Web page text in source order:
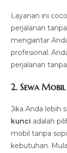
Layanan ini
perjalanan
mengantar
profesional.
perjalanan
2.Sewa Mobil
Jika Anda lebih
kunci adalah
mobil tanpa
kebutuhan.